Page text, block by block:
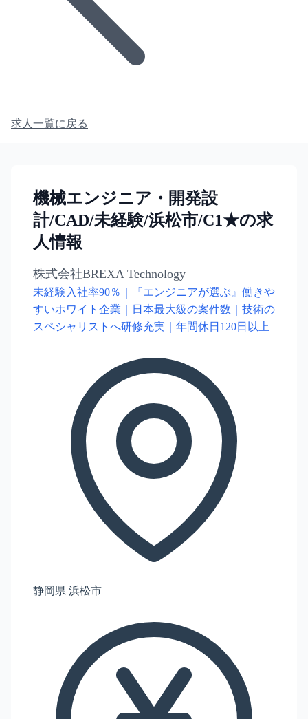
求人一覧に戻る
機械エンジニア・開発設
計/CAD/未経験/浜松市/C1★の求
人情報
株式会社BREXA Technology
未経験入社率90％｜『エンジニアが選ぶ』働きや
すいホワイト企業｜日本最大級の案件数｜技術の
スペシャリストへ研修充実｜年間休日120日以上
静岡県 浜松市